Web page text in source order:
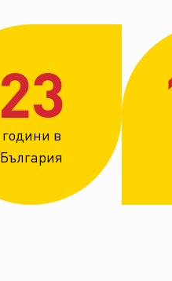
23
години в
България